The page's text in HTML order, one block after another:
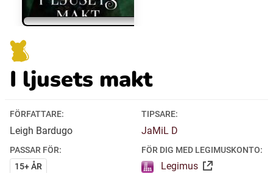
Kaale (Romska)
Resanderomani (Romska)
I ljusets makt
FÖRFATTARE:
Leigh Bardugo
TIPSARE:
JaMiL D
PASSAR FÖR:
15+ ÅR
FÖR DIG MED LEGIMUSKONTO:
Legimus